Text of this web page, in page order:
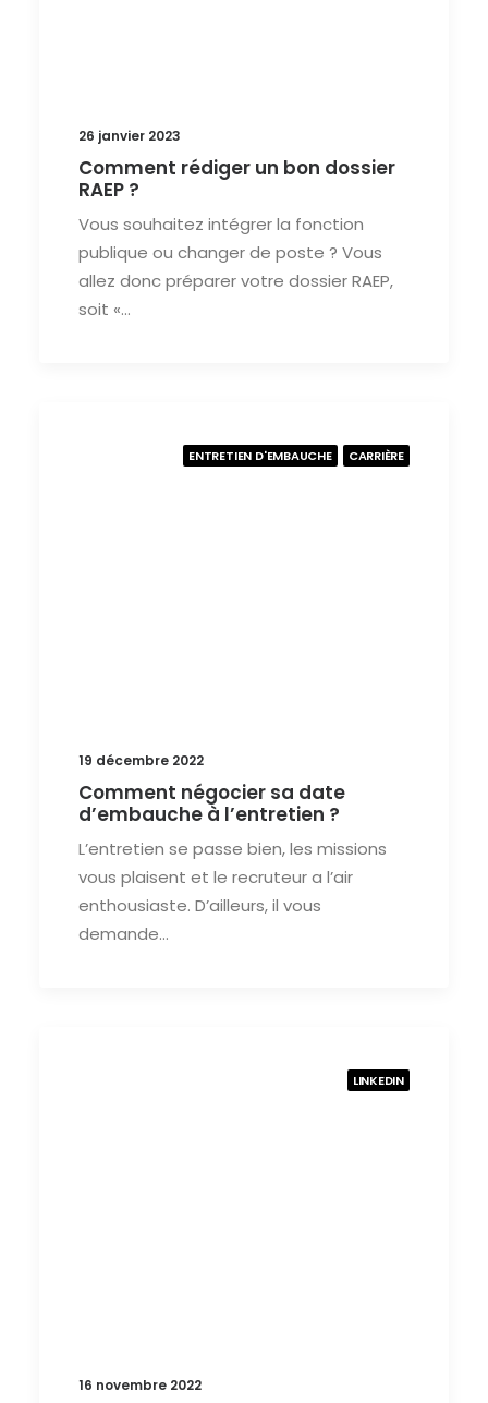
26 janvier 2023
Comment rédiger un bon dossier
RAEP ?
Vous souhaitez intégrer la fonction
publique ou changer de poste ? Vous
allez donc préparer votre dossier RAEP,
soit «…
ENTRETIEN D'EMBAUCHE CARRIÈRE
19 décembre 2022
Comment négocier sa date
d’embauche à l’entretien ?
L’entretien se passe bien, les missions
vous plaisent et le recruteur a l’air
enthousiaste. D’ailleurs, il vous
demande…
LINKEDIN
16 novembre 2022